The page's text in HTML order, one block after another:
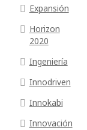
Expansión
Horizon
2020
Ingeniería
Innodriven
Innokabi
Innovación